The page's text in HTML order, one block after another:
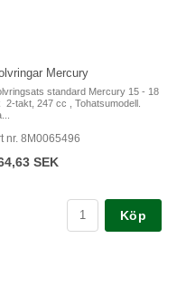
Mercury
standard Mercury 15 - 18
2-takt, 247 cc , Tohatsumodell.
nr. 8M0065496
SEK
Köp